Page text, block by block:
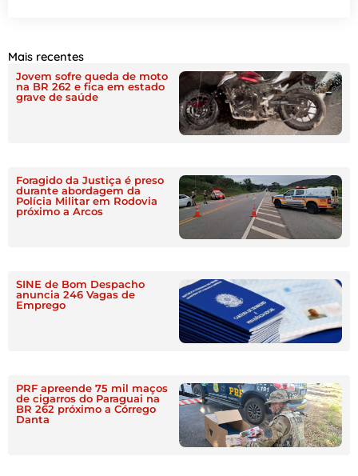
Mais recentes
Jovem sofre queda de moto
na BR 262 e fica em estado
grave de saúde
Foragido da Justiça é preso
durante abordagem da
Polícia Militar em Rodovia
próximo a Arcos
SINE de Bom Despacho
anuncia 246 Vagas de
Emprego
PRF apreende 75 mil maços
de cigarros do Paraguai na
BR 262 próximo a Córrego
Danta